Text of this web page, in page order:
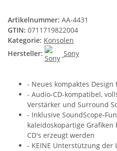
Artikelnummer: AA-4431
GTIN: 0711719822004
Kategorie: Konsolen
Hersteller:
Sony
- Neues kompaktes
- Audio-CD-kompatibel,
Verstärker und Surround
- Inklusive SoundScope-
kaleidoskopartige
CD's erzeugt werden
- KEINE Unterstützung der